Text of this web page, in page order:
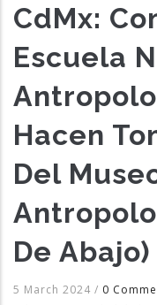
CdMx:
Escuela
Hacen
Del
De Abajo)
5 March 2024 / 0